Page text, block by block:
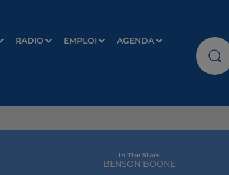
RADIO EMPLOI AGENDA
In The Stars
BENSON BOONE